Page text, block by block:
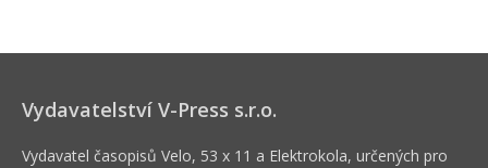
Vydavatelství V-Press s.r.o.
Vydavatel časopisů Velo, 53 x 11 a Elektrokola, určených pro